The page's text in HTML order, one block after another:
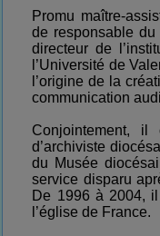
Promu maître-
de responsable du
directeur de
l’Université de
l’origine de la
communication
Conjointement,
d’archiviste
du Musée
service disparu
De 1996 à 2004,
l’église de France.